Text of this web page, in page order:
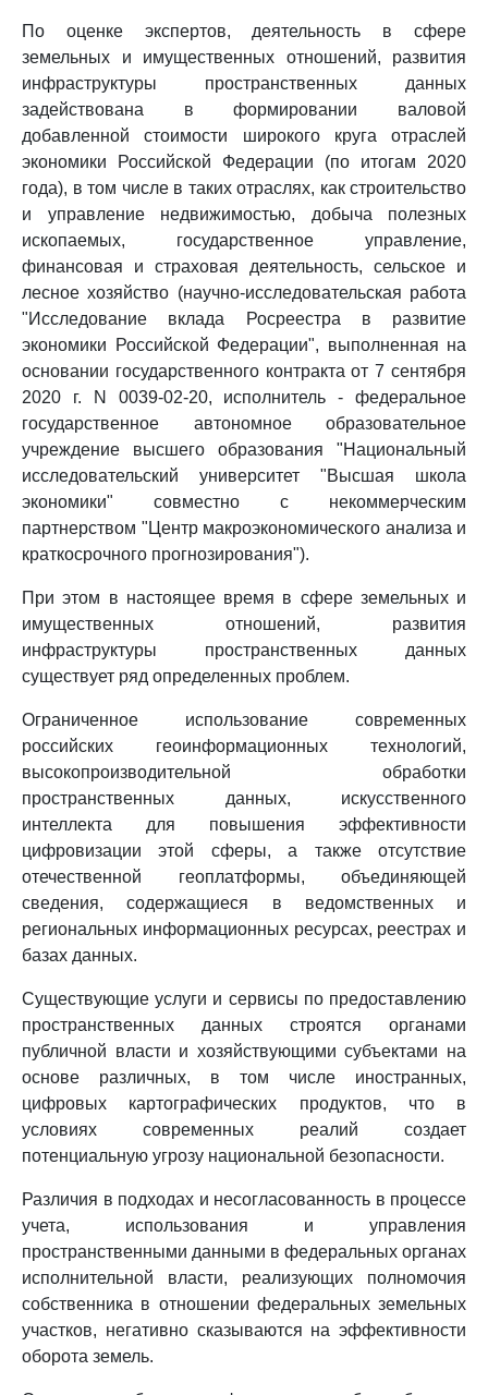
По оценке экспертов, деятельность в сфере
земельных и имущественных отношений, развития
инфраструктуры пространственных данных
задействована в формировании валовой
добавленной стоимости широкого круга отраслей
экономики Российской Федерации (по итогам 2020
года), в том числе в таких отраслях, как строительство
и управление недвижимостью, добыча полезных
ископаемых, государственное управление,
финансовая и страховая деятельность, сельское и
лесное хозяйство (научно-исследовательская работа
"Исследование вклада Росреестра в развитие
экономики Российской Федерации", выполненная на
основании государственного контракта от 7 сентября
2020 г. N 0039-02-20, исполнитель - федеральное
государственное автономное образовательное
учреждение высшего образования "Национальный
исследовательский университет "Высшая школа
экономики" совместно с некоммерческим
партнерством "Центр макроэкономического анализа и
краткосрочного прогнозирования").
При этом в настоящее время в сфере земельных и
имущественных отношений, развития
инфраструктуры пространственных данных
существует ряд определенных проблем.
Ограниченное использование современных
российских геоинформационных технологий,
высокопроизводительной обработки
пространственных данных, искусственного
интеллекта для повышения эффективности
цифровизации этой сферы, а также отсутствие
отечественной геоплатформы, объединяющей
сведения, содержащиеся в ведомственных и
региональных информационных ресурсах, реестрах и
базах данных.
Существующие услуги и сервисы по предоставлению
пространственных данных строятся органами
публичной власти и хозяйствующими субъектами на
основе различных, в том числе иностранных,
цифровых картографических продуктов, что в
условиях современных реалий создает
потенциальную угрозу национальной безопасности.
Различия в подходах и несогласованность в процессе
учета, использования и управления
пространственными данными в федеральных органах
исполнительной власти, реализующих полномочия
собственника в отношении федеральных земельных
участков, негативно сказываются на эффективности
оборота земель.